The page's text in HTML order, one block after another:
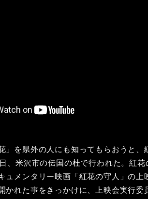
」を県外の人にも知ってもらおうと、
、米沢市の伝国の杜で行われた。紅花
ュメンタリー映画「紅花の守人」の上
かれた事をきっかけに、上映会実行委